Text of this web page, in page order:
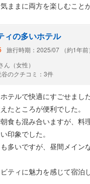
のが面倒な時は部屋でお風
な大きな浴槽が微妙に危
「山田温泉」ですが、
設で、ホテル2階にありま
～10:00 ／ 13:00～24:00
～15:30は、定期清掃の
-ナトリウム・塩化物・
が限られているので、案
ままに両方を楽しむこと
ィの多いホテル
旅行時期：2025/07 （約1年前
ん（女性）
谷のクチコミ：3件
テルで快適にすごせました
たところが便利でした。
食も混み合いますが、料
印象でした。
多いですが、昼間メイン
ティに魅力を感じて宿泊